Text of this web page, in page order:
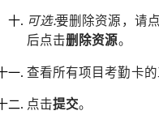
可选:要删除资源，请
后点击删除资源。
查看所有项目考勤卡
点击提交。